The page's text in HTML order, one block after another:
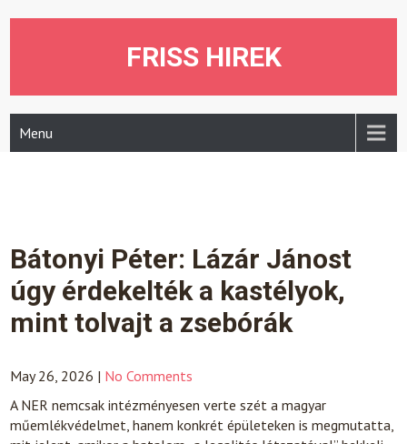
FRISS HIREK
Menu
Bátonyi Péter: Lázár Jánost
úgy érdekelték a kastélyok,
mint tolvajt a zsebórák
May 26, 2026 | No Comments
A NER nemcsak intézményesen verte szét a magyar
műemlékvédelmet, hanem konkrét épületeken is megmutatta,